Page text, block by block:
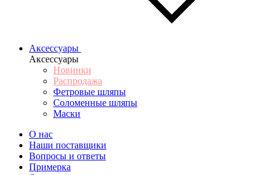
Аксессуары
Аксессуары
Новинки
Распродажа
Фетровые шляпы
Соломенные шляпы
Маски
О нас
Наши поставщики
Вопросы и ответы
Примерка